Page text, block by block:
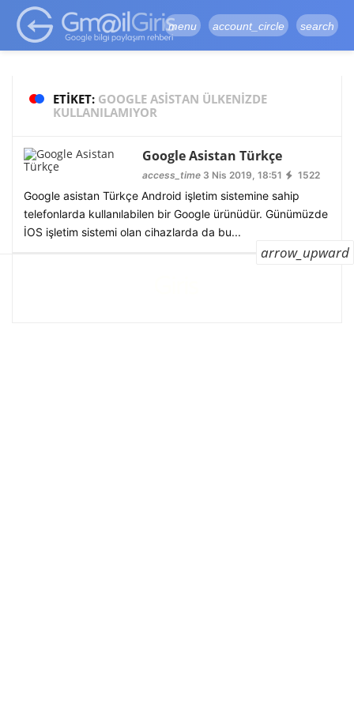
google-site-
verification=vqSI0upH550kabR5X8xpjMYieaXmuBueYgCJBW3uetM
menu account_circle search
ETIKET: GOOGLE ASISTAN ÜLKENIZDE
KULLANILAMIYOR
Google Asistan Türkçe
access_time3 Nis 2019, 18:51 1522
Google asistan Türkçe Android işletim sistemine sahip
telefonlarda kullanılabilen bir Google ürünüdür. Günümüzde
İOS işletim sistemi olan cihazlarda da bu...
arrow_upward